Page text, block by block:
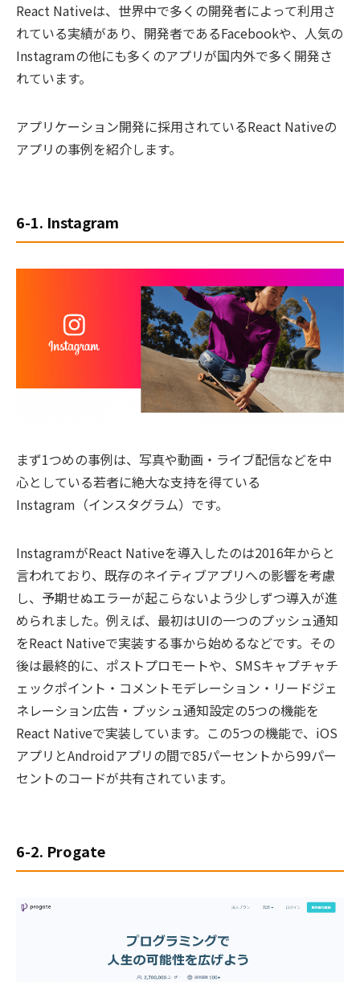
React Nativeは、世界中で多くの開発者によって利用さ
れている実績があり、開発者であるFacebookや、人気の
Instagramの他にも多くのアプリが国内外で多く開発さ
れています。
アプリケーション開発に採用されているReact Nativeの
アプリの事例を紹介します。
6-1. Instagram
まず1つめの事例は、写真や動画・ライブ配信などを中
心としている若者に絶大な支持を得ている
Instagram（インスタグラム）です。
InstagramがReact Nativeを導入したのは2016年からと
言われており、既存のネイティブアプリへの影響を考慮
し、予期せぬエラーが起こらないよう少しずつ導入が進
められました。例えば、最初はUIの一つのプッシュ通知
をReact Nativeで実装する事から始めるなどです。その
後は最終的に、ポストプロモートや、SMSキャプチャチ
ェックポイント・コメントモデレーション・リードジェ
ネレーション広告・プッシュ通知設定の5つの機能を
React Nativeで実装しています。この5つの機能で、iOS
アプリとAndroidアプリの間で85パーセントから99パー
セントのコードが共有されています。
6-2. Progate